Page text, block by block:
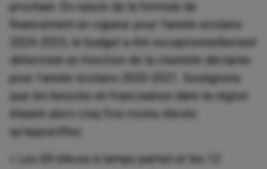
prochain. En raison de la formule de
financement en vigueur pour l’année scolaire
2024-2025, le budget a été exceptionnellement
déterminé en fonction de la clientèle déclarée
pour l’année scolaire 2020-2021. Soulignons
que les besoins en francisation dans la région
étaient alors cinq fois moins élevés
qu’aujourd’hui.
« Les 69 élèves à temps partiel et les 12